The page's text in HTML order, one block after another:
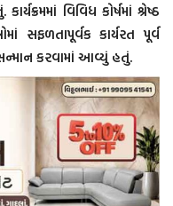
વિવિધ કોર્ષમાં શ્રેષ્ઠ
સફળતાપૂર્વક કાર્યરત પૂર્વ
કરવામાં આવ્યું હતું.